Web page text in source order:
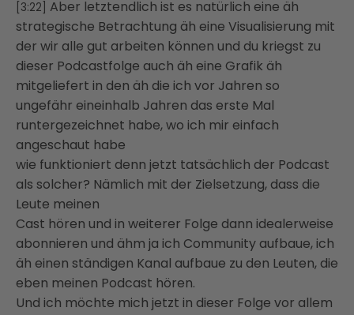
[3:22]
Aber letztendlich ist es natürlich eine äh
strategische Betrachtung äh eine Visualisierung mit
der wir alle gut arbeiten können und du kriegst zu
dieser Podcastfolge auch äh eine Grafik äh
mitgeliefert in den äh die ich vor Jahren so
ungefähr eineinhalb Jahren das erste Mal
runtergezeichnet habe, wo ich mir einfach
angeschaut habe
wie funktioniert denn jetzt tatsächlich der Podcast
als solcher? Nämlich mit der Zielsetzung, dass die
Leute meinen
Cast hören und in weiterer Folge dann idealerweise
abonnieren und ähm ja ich Community aufbaue, ich
äh einen ständigen Kanal aufbaue zu den Leuten, die
eben meinen Podcast hören.
Und ich möchte mich jetzt in dieser Folge vor allem